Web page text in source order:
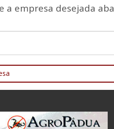
a empresa desejada